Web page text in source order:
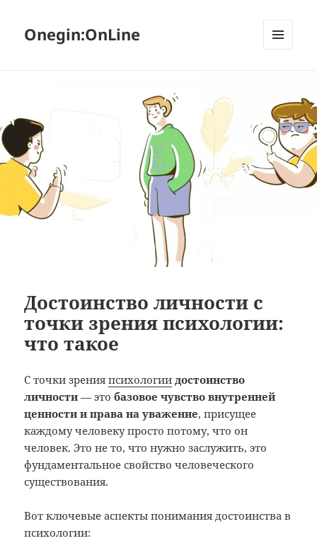
Onegin:OnLine
Достоинство личности с
точки зрения психологии:
что такое
С точки зренияпсихологии достоинство
личности — этобазовое чувство внутренней
ценности и права на уважение, присущее
каждому человеку просто потому, что он
человек. Это не то, что нужно заслужить, это
фундаментальное свойство человеческого
существования.
Вот ключевые аспекты понимания достоинства в
психологии: